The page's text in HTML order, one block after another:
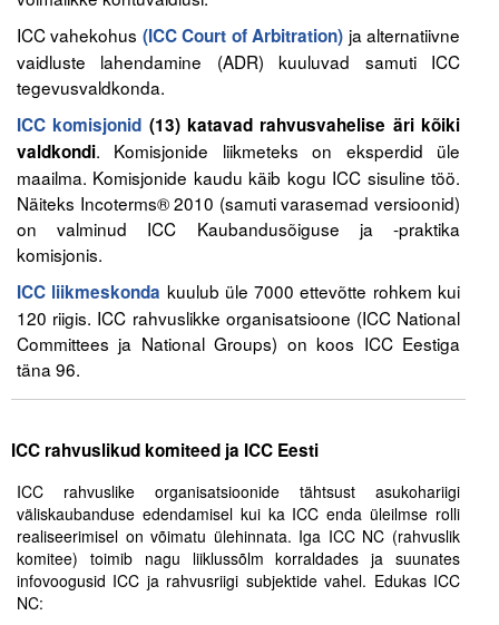
ICC vahekohus (ICC Court of Arbitration) ja alternatiivne
vaidluste lahendamine (ADR) kuuluvad samuti ICC
tegevusvaldkonda.
ICC komisjonid (13) katavad rahvusvahelise äri kõiki
valdkondi. Komisjonide liikmeteks on eksperdid üle
maailma. Komisjonide kaudu käib kogu ICC sisuline töö.
Näiteks Incoterms® 2010 (samuti varasemad versioonid)
on valminud ICC Kaubandusõiguse ja -praktika
komisjonis.
ICC liikmeskonda kuulub üle 7000 ettevõtte rohkem kui
120 riigis. ICC rahvuslikke organisatsioone (ICC National
Committees ja National Groups) on koos ICC Eestiga
täna 96.
ICC rahvuslikud komiteed ja ICC Eesti
ICC rahvuslike organisatsioonide tähtsust asukohariigi
väliskaubanduse edendamisel kui ka ICC enda üleilmse rolli
realiseerimisel on võimatu ülehinnata. Iga ICC NC (rahvuslik
komitee) toimib nagu liiklussõlm korraldades ja suunates
infovoogusid ICC ja rahvusriigi subjektide vahel. Edukas ICC
NC: